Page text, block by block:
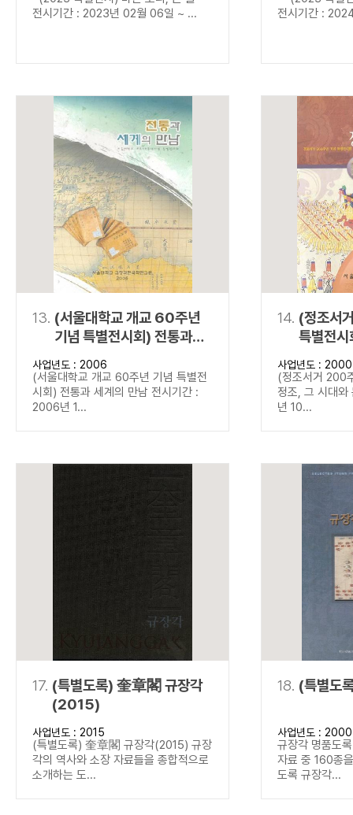
전시기간 : 2023년 02월 06일 ~ ...
전시기간 :
13. (서울대학교 개교 60주년
기념 특별전시회) 전통과
세계의 만남
사업년도 : 2006
(서울대학교 개교 60주년 기념 특별전
시회) 전통과 세계의 만남 전시기간 :
2006년 1...
14. (정조서
특별전
문화
사업년도 : 2000
(정조서거 200
정조, 그 시대
년 10...
17. (특별도록) 奎章閣 규장각
(2015)
사업년도 : 2015
(특별도록) 奎章閣 규장각(2015) 규장
각의 역사와 소장 자료들을 종합적으로
소개하는 도...
18. (특별도
사업년도 : 2000
규장각 명품도
자료 중 160종
도록 규장각...